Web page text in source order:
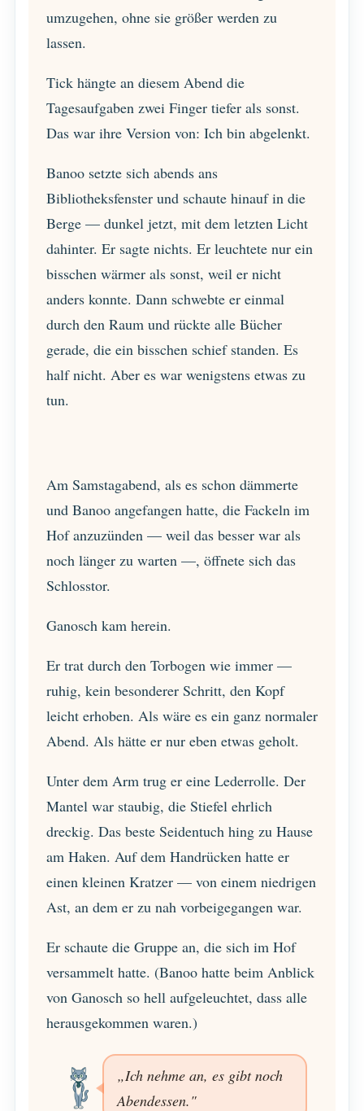
umzugehen, ohne sie größer werden zu
lassen.
Tick hängte an diesem Abend die
Tagesaufgaben zwei Finger tiefer als sonst.
Das war ihre Version von: Ich bin abgelenkt.
Banoo setzte sich abends ans
Bibliotheksfenster und schaute hinauf in die
Berge — dunkel jetzt, mit dem letzten Licht
dahinter. Er sagte nichts. Er leuchtete nur ein
bisschen wärmer als sonst, weil er nicht
anders konnte. Dann schwebte er einmal
durch den Raum und rückte alle Bücher
gerade, die ein bisschen schief standen. Es
half nicht. Aber es war wenigstens etwas zu
tun.
Am Samstagabend, als es schon dämmerte
und Banoo angefangen hatte, die Fackeln im
Hof anzuzünden — weil das besser war als
noch länger zu warten —, öffnete sich das
Schlosstor.
Ganosch kam herein.
Er trat durch den Torbogen wie immer —
ruhig, kein besonderer Schritt, den Kopf
leicht erhoben. Als wäre es ein ganz normaler
Abend. Als hätte er nur eben etwas geholt.
Unter dem Arm trug er eine Lederrolle. Der
Mantel war staubig, die Stiefel ehrlich
dreckig. Das beste Seidentuch hing zu Hause
am Haken. Auf dem Handrücken hatte er
einen kleinen Kratzer — von einem niedrigen
Ast, an dem er zu nah vorbeigegangen war.
Er schaute die Gruppe an, die sich im Hof
versammelt hatte. (Banoo hatte beim Anblick
von Ganosch so hell aufgeleuchtet, dass alle
herausgekommen waren.)
„Ich nehme an, es gibt noch
Abendessen."